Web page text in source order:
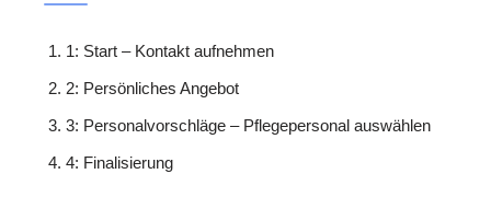
1: Start – Kontakt aufnehmen
2: Persönliches Angebot
3: Personalvorschläge – Pflegepersonal auswählen
4: Finalisierung